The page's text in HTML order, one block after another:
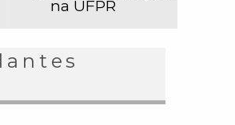
na UFPR